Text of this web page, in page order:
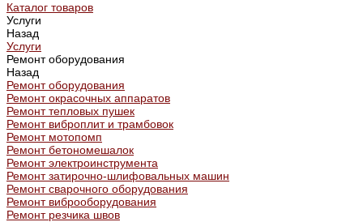
Каталог товаров
Услуги
Назад
Услуги
Ремонт оборудования
Назад
Ремонт оборудования
Ремонт окрасочных аппаратов
Ремонт тепловых пушек
Ремонт виброплит и трамбовок
Ремонт мотопомп
Ремонт бетономешалок
Ремонт электроинструмента
Ремонт затирочно-шлифовальных машин
Ремонт сварочного оборудования
Ремонт виброоборудования
Ремонт резчика швов